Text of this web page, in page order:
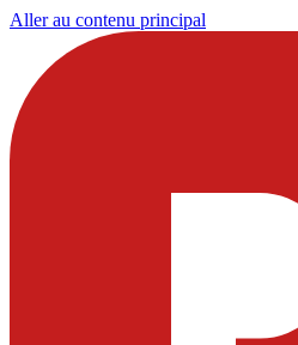
Aller au contenu principal